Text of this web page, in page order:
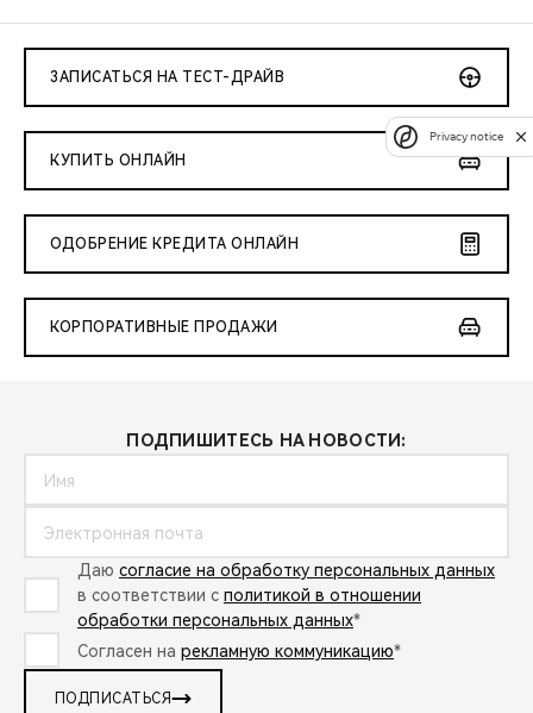
ЗАПИСАТЬСЯ НА ТЕСТ-ДРАЙВ
КУПИТЬ ОНЛАЙН
ОДОБРЕНИЕ КРЕДИТА ОНЛАЙН
КОРПОРАТИВНЫЕ ПРОДАЖИ
ПОДПИШИТЕСЬ НА НОВОСТИ:
Даю согласие на обработку персональных данных
в соответствии с политикой в отношении
обработки персональных данных*
Согласен на рекламную коммуникацию*
ПОДПИСАТЬСЯ
Privacy notice